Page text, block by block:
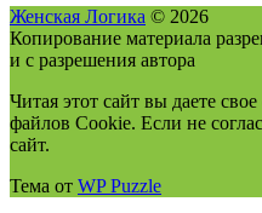
Женская Логика © 2026
Копирование материала
и с разрешения автора
Читая этот сайт вы даете
файлов Cookie. Если не
сайт.
Тема от WP Puzzle